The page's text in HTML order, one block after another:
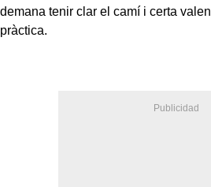
demana tenir clar el camí i certa
pràctica.